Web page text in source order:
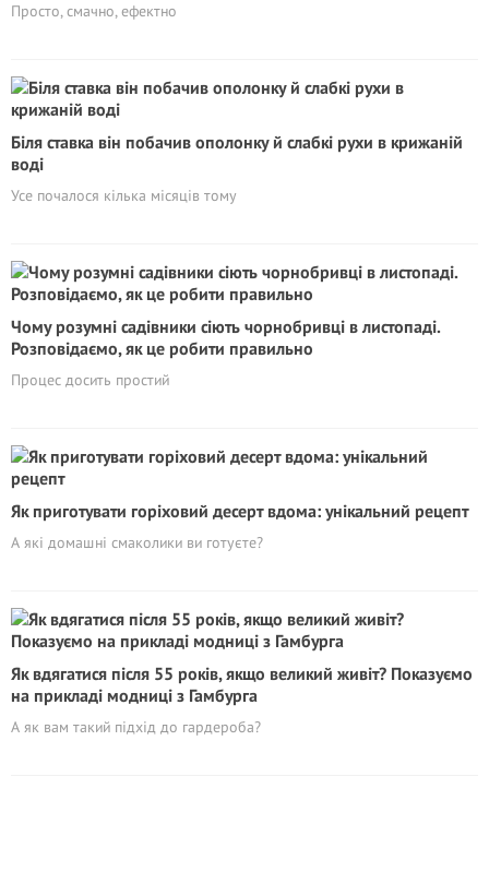
Просто, смачно, ефектно
Біля ставка він побачив ополонку й слабкі рухи в крижаній
воді
Усе почалося кілька місяців тому
Чому розумні садівники сіють чорнобривці в листопаді.
Розповідаємо, як це робити правильно
Процес досить простий
Як приготувати горіховий десерт вдома: унікальний рецепт
А які домашні смаколики ви готуєте?
Як вдягатися після 55 років, якщо великий живіт? Показуємо
на прикладі модниці з Гамбурга
А як вам такий підхід до гардероба?